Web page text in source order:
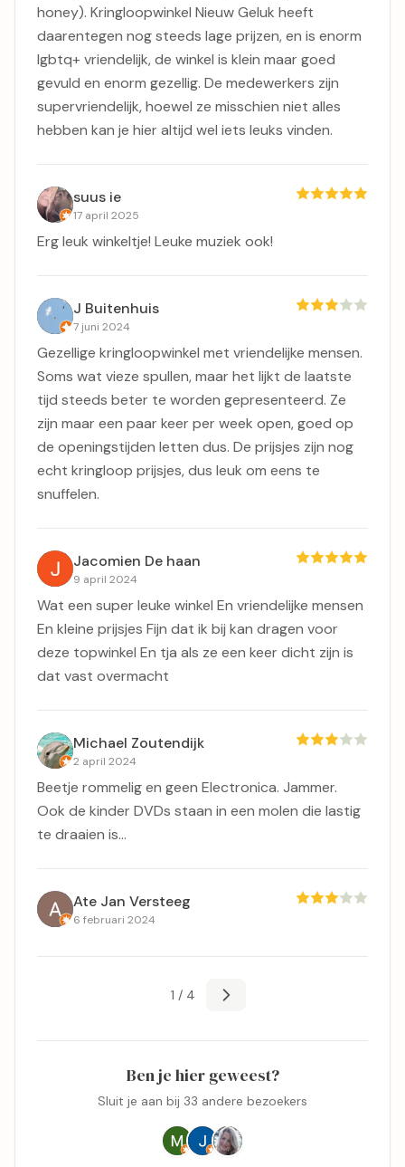
honey). Kringloopwinkel Nieuw Geluk heeft
daarentegen nog steeds lage prijzen, en is enorm
lgbtq+ vriendelijk, de winkel is klein maar goed
gevuld en enorm gezellig. De medewerkers zijn
supervriendelijk, hoewel ze misschien niet alles
hebben kan je hier altijd wel iets leuks vinden.
suus ie
17 april 2025
Erg leuk winkeltje! Leuke muziek ook!
J Buitenhuis
7 juni 2024
Gezellige kringloopwinkel met vriendelijke mensen.
Soms wat vieze spullen, maar het lijkt de laatste
tijd steeds beter te worden gepresenteerd. Ze
zijn maar een paar keer per week open, goed op
de openingstijden letten dus. De prijsjes zijn nog
echt kringloop prijsjes, dus leuk om eens te
snuffelen.
Jacomien De haan
9 april 2024
Wat een super leuke winkel En vriendelijke mensen
En kleine prijsjes Fijn dat ik bij kan dragen voor
deze topwinkel En tja als ze een keer dicht zijn is
dat vast overmacht
Michael Zoutendijk
2 april 2024
Beetje rommelig en geen Electronica. Jammer.
Ook de kinder DVDs staan in een molen die lastig
te draaien is...
Ate Jan Versteeg
6 februari 2024
1 / 4
Ben je hier geweest?
Sluit je aan bij 33 andere bezoekers